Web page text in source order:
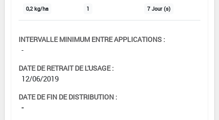
0,2 kg/ha 1 7 Jour (s)
INTERVALLE MINIMUM ENTRE APPLICATIONS :
-
DATE DE RETRAIT DE L'USAGE :
12/06/2019
DATE DE FIN DE DISTRIBUTION :
-